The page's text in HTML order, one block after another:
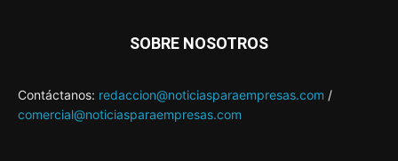
SOBRE NOSOTROS
Contáctanos: redaccion@noticiasparaempresas.com /
comercial@noticiasparaempresas.com